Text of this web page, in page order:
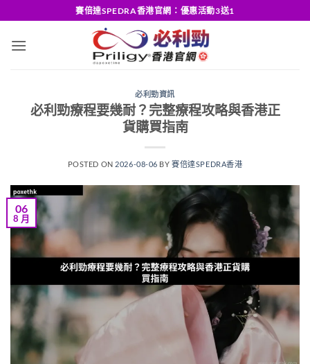
content
賽倍達SPEDRA香港官網：優惠活動3送1
必利勁資訊
必利勁療程要幾耐？完整療程攻略與香港正
貨購買指南
POSTED ON 2026-08-06 BY賽倍達SPEDRA香港
06
8 月